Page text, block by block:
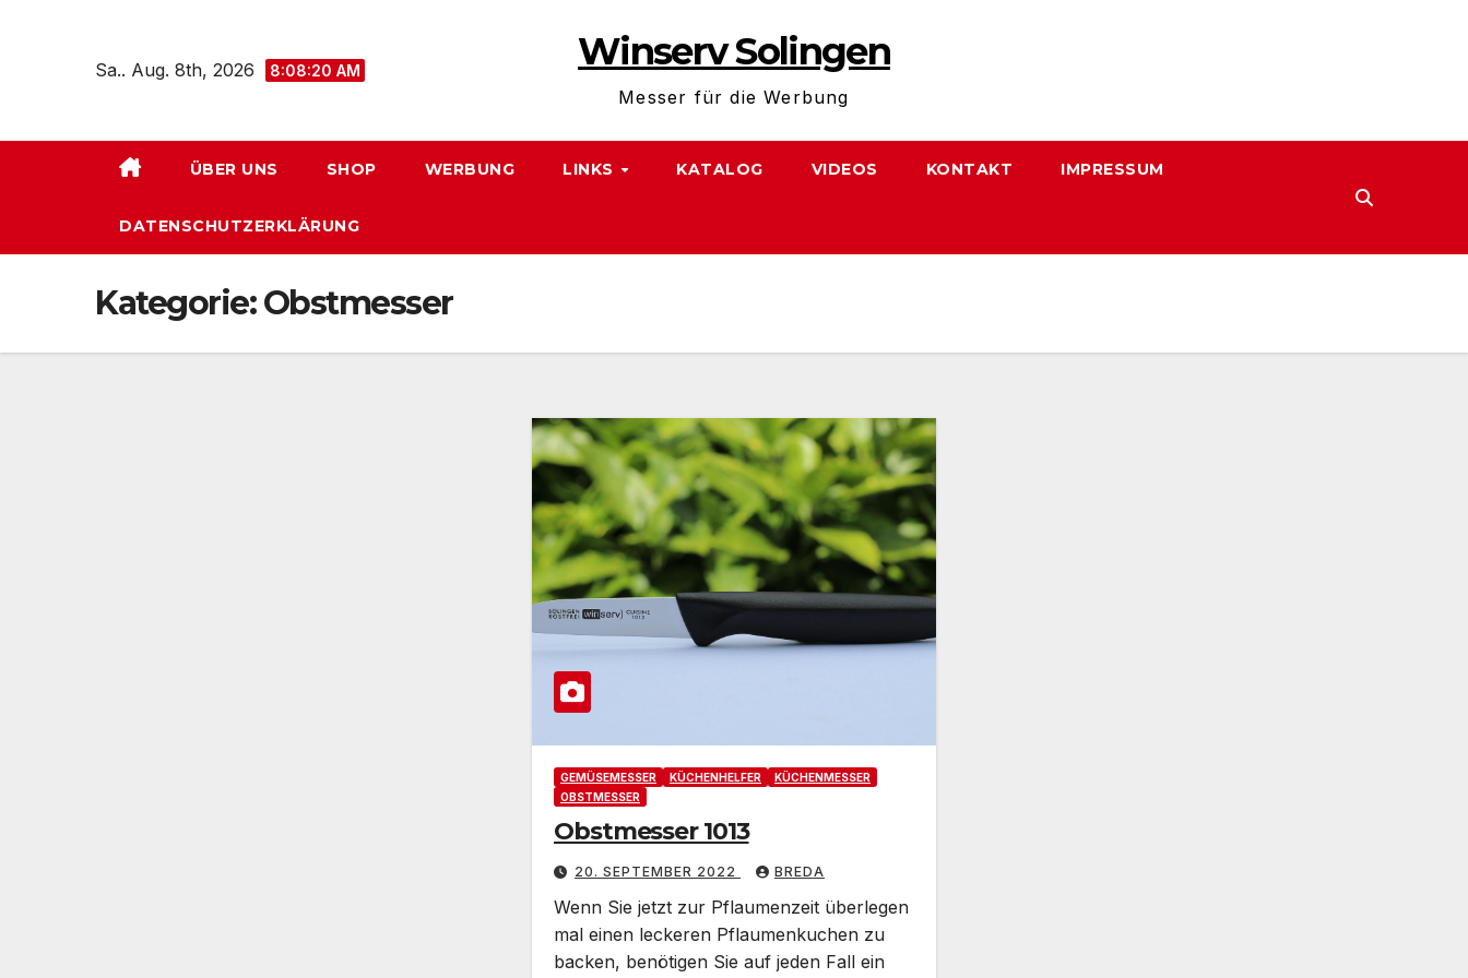
Sa.. Aug. 8th, 2026 8:08:20 AM Winserv Solingen
Messer für die Werbung
ÜBER UNS SHOP WERBUNG LINKS KATALOG VIDEOS KONTAKT IMPRESSUM
DATENSCHUTZERKLÄRUNG
Kategorie:Obstmesser
GEMÜSEMESSER KÜCHENHELFER
KÜCHENMESSER
OBSTMESSER
Obstmesser 1013
20. SEPTEMBER 2022 BREDA
Wenn Sie jetzt zur Pflaumenzeit überlegen
mal einen leckeren Pflaumenkuchen zu
backen, benötigen Sie auf jeden Fall ein